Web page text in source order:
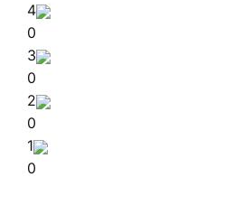
4
0
3
0
2
0
1
0